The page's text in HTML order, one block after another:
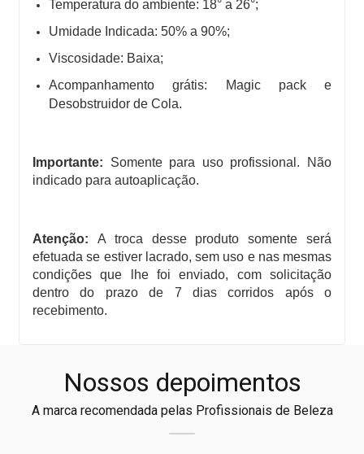
Temperatura do ambiente: 18° a 26°;
Umidade Indicada: 50% a 90%;
Viscosidade: Baixa;
Acompanhamento grátis:
Magic pack e
Desobstruidor de Cola.
Importante:
Somente para uso profissional. Não
indicado para autoaplicação.
Atenção: A troca desse produto somente será
efetuada se estiver lacrado, sem uso e nas mesmas
condições que lhe foi enviado, com solicitação
dentro do prazo de 7 dias corridos após o
recebimento.
Nossos depoimentos
A marca recomendada pelas Profissionais de Beleza